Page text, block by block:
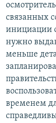
связанных
инициации
нужно
меньше
временем